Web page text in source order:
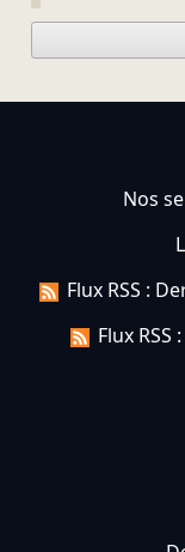
Nos
Flux RSS :
Flux